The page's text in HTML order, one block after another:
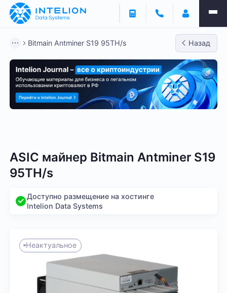
Bitmain Antminer S19 95TH/s Назад
ASIC майнер Bitmain Antminer S19
95TH/s
Доступно размещение на хостинге
Intelion Data Systems
Неактуальное